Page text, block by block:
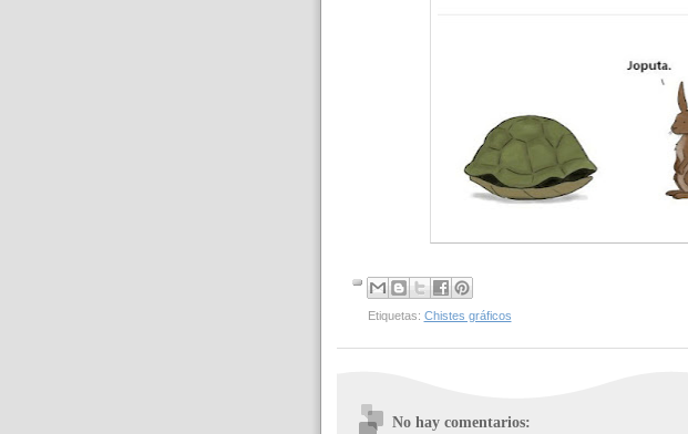
Etiquetas: Chistes gráficos
No hay comentarios: